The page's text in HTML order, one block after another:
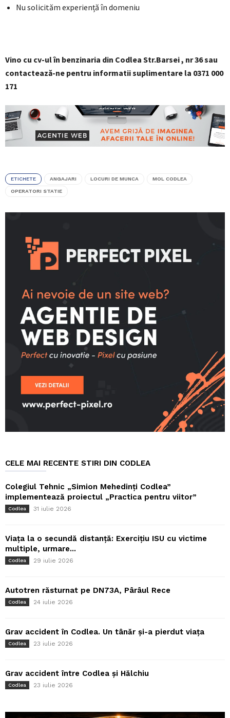
Nu solicităm experiență în domeniu
Vino cu cv-ul în benzinaria din Codlea Str.Barsei, nr 36sau
contactează-ne pentru informatii suplimentare la 0371 000
171
ETICHETE ANGAJARI LOCURI DE MUNCA MOL CODLEA
OPERATORI STATIE
CELE MAI RECENTE STIRI DIN CODLEA
Colegiul Tehnic „Simion Mehedinți Codlea”
implementează proiectul „Practica pentru viitor”
Codlea 31 iulie 2026
Viața la o secundă distanță: Exercițiu ISU cu victime
multiple, urmare...
Codlea 29 iulie 2026
Autotren răsturnat pe DN73A, Pârâul Rece
Codlea 24 iulie 2026
Grav accident în Codlea. Un tânăr și-a pierdut viața
Codlea 23 iulie 2026
Grav accident între Codlea și Hălchiu
Codlea 23 iulie 2026